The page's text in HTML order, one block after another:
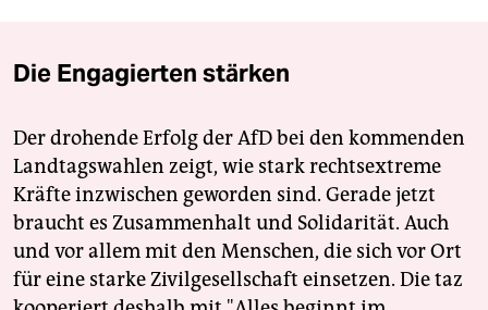
Die Engagierten stärken
Der drohende Erfolg der AfD bei den kommenden
Landtagswahlen zeigt, wie stark rechtsextreme
Kräfte inzwischen geworden sind. Gerade jetzt
braucht es Zusammenhalt und Solidarität. Auch
und vor allem mit den Menschen, die sich vor Ort
für eine starke Zivilgesellschaft einsetzen. Die taz